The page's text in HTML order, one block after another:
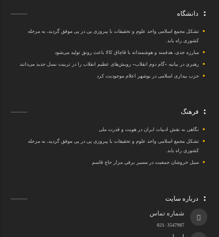
دانشگاه
تشکل مجمع اسلامی واحد علوم و تحقیقات با پیروزی پی در پی موفق گردید، به مرحله
کشوری راه یابد.
مبارزه جدی، هدفمند و هوشمندانه با قاچاق کالا باعث رونق تولید می‌شود
رهبری در بیانیه «گام دوم انقلاب» رویش‌های عظیم انقلاب را در تربیت نسل جدید می‌دانند
حزب بیداری اسلامی در بوشهر اعلام موجودیت کرد
فرهنگ
نگاهی به نقش ادبیات ایران در هویت و قدرت ملی
تشکل مجمع اسلامی واحد علوم و تحقیقات با پیروزی پی در پی موفق گردید، به مرحله
کشوری راه یابد.
سیل خروشان جمعیت در مسیر برفی مزار حاج قاسم
درباره سایت
شماره تماس
3547987 -021